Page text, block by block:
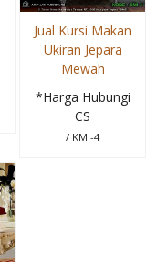
Jual Kursi Makan
Ukiran Jepara
Mewah
*Harga Hubungi
CS
/ KMI-4